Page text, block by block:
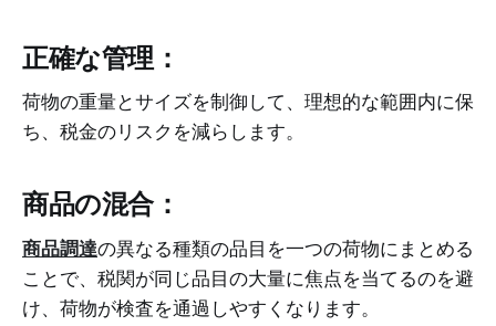
正確な管理：
荷物の重量とサイズを制御して、理想的な範囲内に保
ち、税金のリスクを減らします。
商品の混合：
商品調達の異なる種類の品目を一つの荷物にまとめる
ことで、税関が同じ品目の大量に焦点を当てるのを避
け、荷物が検査を通過しやすくなります。